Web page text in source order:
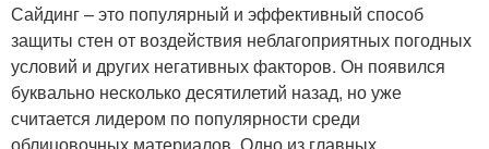
Сайдинг – это популярный и эффективный способ
защиты стен от воздействия неблагоприятных погодных
условий и других негативных факторов. Он появился
буквально несколько десятилетий назад, но уже
считается лидером по популярности среди